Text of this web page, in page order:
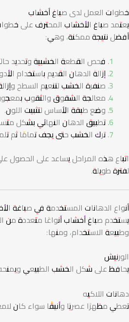
خطوات العمل لدى صباغ أخشاب
يعتمد صباغ الأخشاب المحترف على
أفضل نتيجة ممكنة، وهي:
فحص القطعة الخشبية وتحديد
إزالة الدهان القديم باستخدام
صنفرة الخشب لتنعيم السطح
معالجة الشقوق والثقوب
وضع طبقة الأساس لتثبيت اللون.
تطبيق الدهان النهائي بشكل
ترك الخشب حتى يجف تمامًا ثم
اتباع هذه المراحل يساعد على الحصول
لفترة طويلة.
أنواع الدهانات المستخدمة في صباغة
يستخدم صباغ أخشاب أنواعًا متعددة
وطبيعة الاستخدام، ومنها:
الورنيش
يحافظ على شكل الخشب الطبيعي ويمنحه
دهانات اللاكيه
تعطي مظهرًا عصريًا وأنيقًا سواء كان